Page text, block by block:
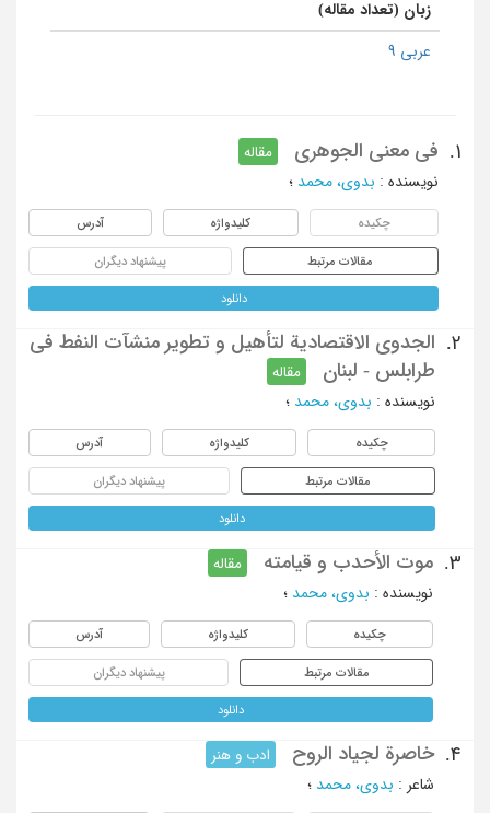
زبان (تعداد مقاله)
عربی 9
1. في معنى الجوهري
مقاله
نویسنده : بدوي، محمد ؛
چکیده کلیدواژه آدرس
مقالات مرتبط پیشنهاد دیگران
دانلود
2.
الجدوی الاقتصادیة لتأهیل و تطویر منشآت النفط فی
طرابلس - لبنان
مقاله
نویسنده : بدوی، محمد ؛
چکیده کلیدواژه آدرس
مقالات مرتبط پیشنهاد دیگران
دانلود
3. موت الأحدب و قیامته
مقاله
نویسنده : بدوی، محمد ؛
چکیده کلیدواژه آدرس
مقالات مرتبط پیشنهاد دیگران
دانلود
4. خاصرة لجیاد الروح
ادب و هنر
شاعر : بدوی، محمد ؛